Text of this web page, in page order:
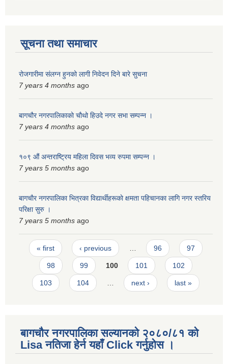
सूचना तथा समाचार
रोजगारीमा संलग्न हुनको लागी निवेदन दिने बारे सुचना
7 years 4 months ago
बागचौर नगरपालिकाको चौथो हिउदे नगर सभा सम्पन्न ।
7 years 4 months ago
१०९ औं अन्तराष्ट्रिय महिला दिवस भव्य रुपमा सम्पन्न ।
7 years 5 months ago
बागचाैर नगरपालिका भित्रका विद्यार्थीहरूकाे क्षमता पहिचानका लागि नगर स्तरिय
परिक्षा सुरु ।
7 years 5 months ago
Pages
« first ‹ previous … 96 97
98 99 100 101 102
103 104 … next › last »
बागचौर नगरपालिका सल्यानको २०८०/८१ को
Lisa नतिजा हेर्न यहाँ Click गर्नुहोस ।